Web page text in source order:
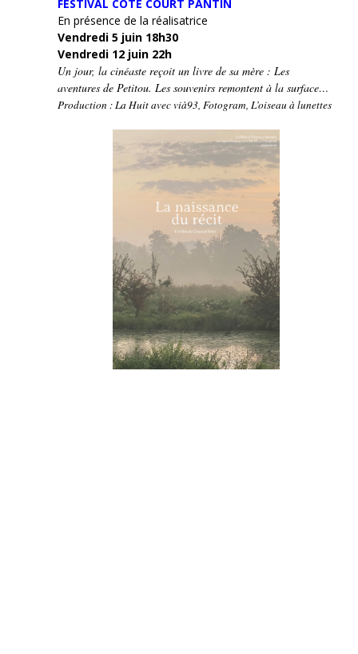
FESTIVAL COTÉ COURT PANTIN
En présence de la réalisatrice
Vendredi 5 juin 18h30
Vendredi 12 juin 22h
Un jour, la cinéaste reçoit un livre de sa mère : Les
aventures de Petitou. Les souvenirs remontent à la surface…
Production : La Huit avec vià93, Fotogram, L’oiseau à lunettes